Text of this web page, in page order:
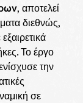
, αποτελεί
διεθνώς,
Το έργο
την
σε